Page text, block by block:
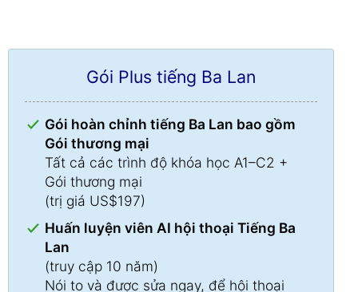
Gói Plus tiếng Ba Lan
Gói hoàn chỉnh tiếng Ba Lan bao gồm
Gói thương mại
Tất cả các trình độ khóa học A1–C2 +
Gói thương mại
(trị giá US$197)
Huấn luyện viên AI hội thoại Tiếng Ba
Lan
(truy cập 10 năm)
Nói to và được sửa ngay, để hội thoại